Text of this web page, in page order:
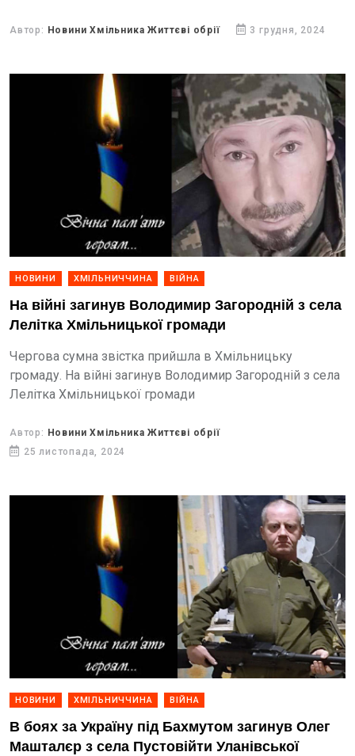
засобів, дронів, РЕБів, засобів зв’язку, мобільного...
Автор: Новини Хмільника Життєві обрії 3 грудня, 2024
НОВИНИ ХМІЛЬНИЧЧИНА ВІЙНА
На війні загинув Володимир Загородній з села
Лелітка Хмільницької громади
Чергова сумна звістка прийшла в Хмільницьку
громаду. На війні загинув Володимир Загородній з села
Лелітка Хмільницької громади
Автор: Новини Хмільника Життєві обрії
25 листопада, 2024
НОВИНИ ХМІЛЬНИЧЧИНА ВІЙНА
В боях за Україну під Бахмутом загинув Олег
Машталєр з села Пустовійти Уланівської